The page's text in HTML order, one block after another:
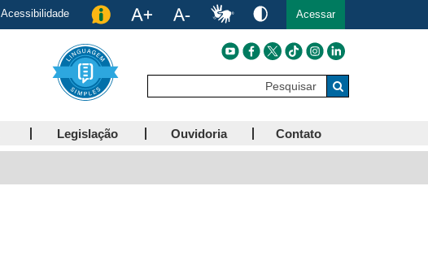
Acessibilidade Acessar
Pesquisar
Buscar
Legislação Ouvidoria Contato